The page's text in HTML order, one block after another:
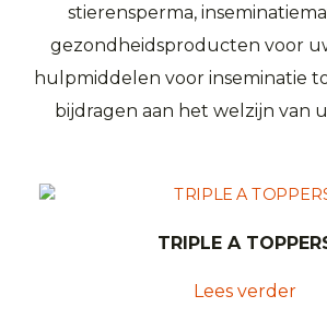
stierensperma,
gezondheidsproducten voor
hulpmiddelen voor inseminatie
bijdragen aan het welzijn van
TRIPLE A
Lees verder